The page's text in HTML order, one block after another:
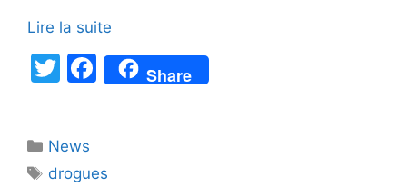
Lire la suite
T
er
F
a
Share
Catégories
News
Étiquettes
drogues